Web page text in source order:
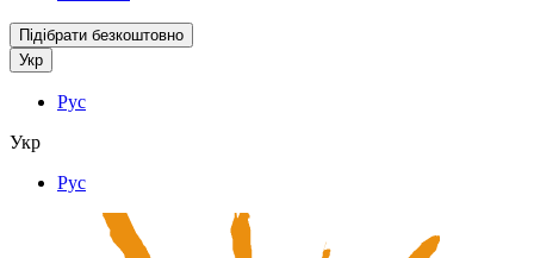
Підібрати безкоштовно
Укр
Рус
Укр
Рус